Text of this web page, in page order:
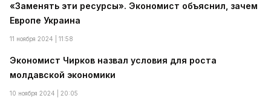
«Заменять эти ресурсы». Экономист объяснил, зачем
Европе Украина
11 ноября 2024 | 11:58
Экономист Чирков назвал условия для роста
молдавской экономики
10 ноября 2024 | 20:05